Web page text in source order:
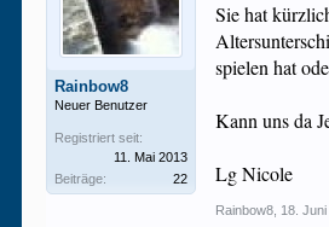
Rainbow8
Neuer Benutzer
Registriert seit:
11. Mai 2013
Beiträge:
22
Sie hat
spielen hat
Kann uns da
Lg Nicole
Rainbow8 18.